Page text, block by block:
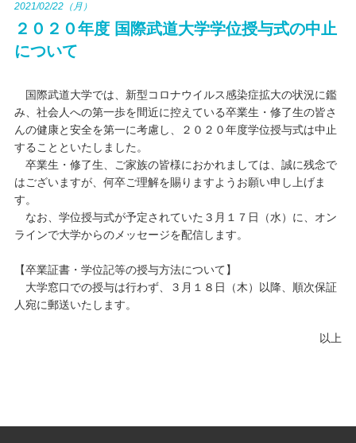
キャンパスライフ
学友会クラブ活動
2021/02/22（月）
２０２０年度 国際武道大学学位授与式の中止
について
国際武道大学では、新型コロナウイルス感染症拡大の状況に鑑
み、社会人への第一歩を間近に控えている卒業生・修了生の皆さ
んの健康と安全を第一に考慮し、２０２０年度学位授与式は中止
することといたしました。
卒業生・修了生、ご家族の皆様におかれましては、誠に残念で
はございますが、何卒ご理解を賜りますようお願い申し上げま
す。
なお、学位授与式が予定されていた３月１７日（水）に、オン
ラインで大学からのメッセージを配信します。
【卒業証書・学位記等の授与方法について】
大学窓口での授与は行わず、３月１８日（木）以降、順次保証
人宛に郵送いたします。
以上